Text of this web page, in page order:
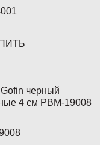
черный
4 см PBM-19008